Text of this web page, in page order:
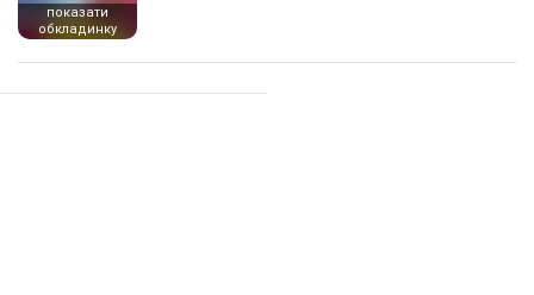
показати
обкладинку